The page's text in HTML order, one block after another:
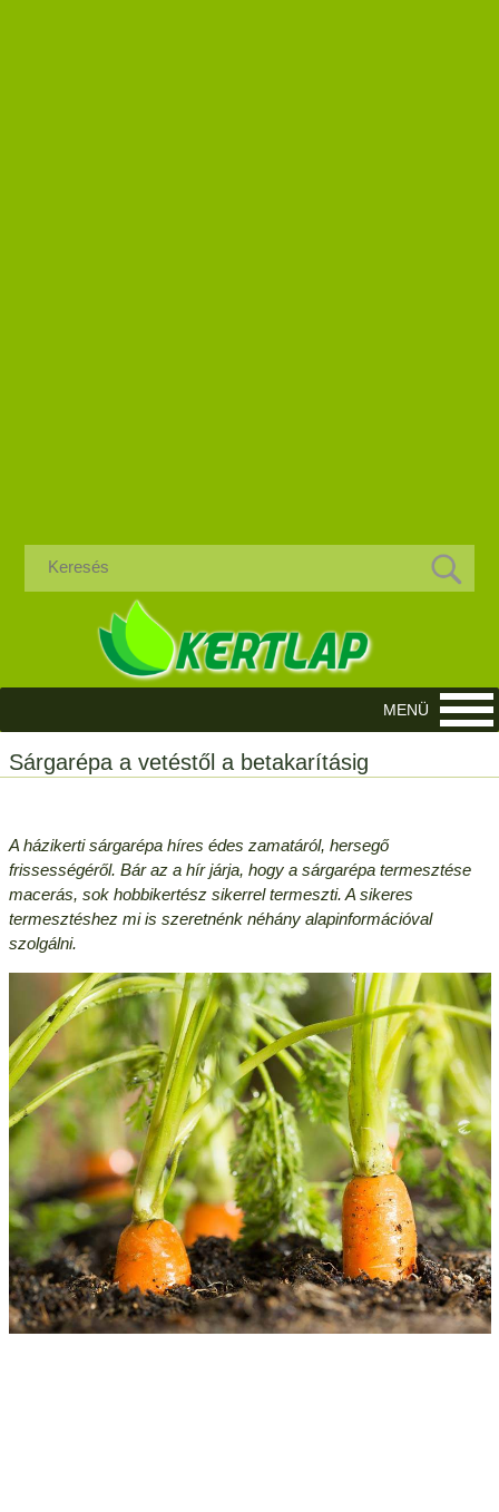
Sárgarépa a vetéstől a betakarításig
A házikerti sárgarépa híres édes zamatáról, hersegő
frissességéről. Bár az a hír járja, hogy a sárgarépa termesztése
macerás, sok hobbikertész sikerrel termeszti. A sikeres
termesztéshez mi is szeretnénk néhány alapinformációval
szolgálni.